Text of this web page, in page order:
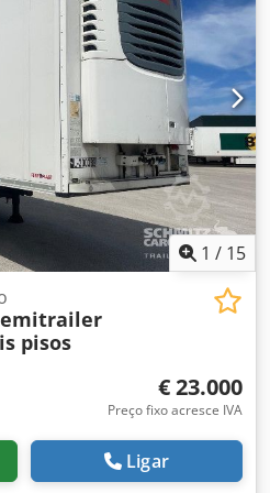
admissível: 35000 kg,
XL), Espaço de carga (C x
x 2.700 mm, Dimensão do
do espaço de carga: 90 m³, 1º
pneumática, Proteção
Porta paletes, Sistema de
para extintor, Registador
de ligação 1x15 e 2x7
Jantes de liga leve, Sistema
Tbkomhjr
1 / 15
pisos
€ 23.000
Preço fixo acresce IVA
Ligar